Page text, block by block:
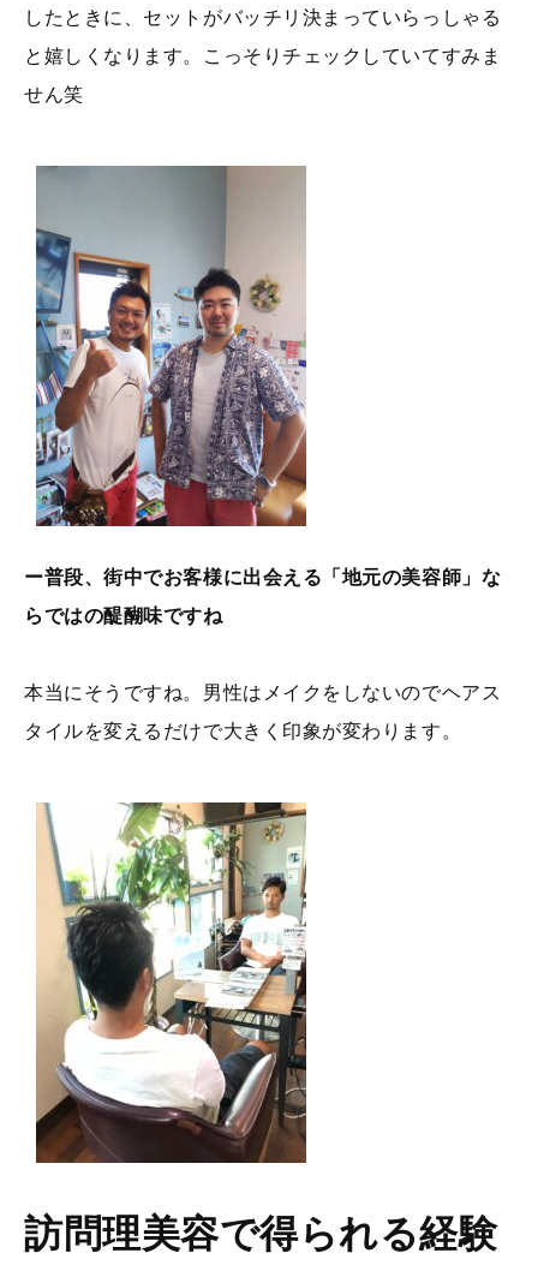
したときに、セットがバッチリ決まっていらっしゃる
と嬉しくなります。こっそりチェックしていてすみま
せん笑
ー普段、街中でお客様に出会える「地元の美容師」な
らではの醍醐味ですね
本当にそうですね。男性はメイクをしないのでヘアス
タイルを変えるだけで大きく印象が変わります。
訪問理美容で得られる経験